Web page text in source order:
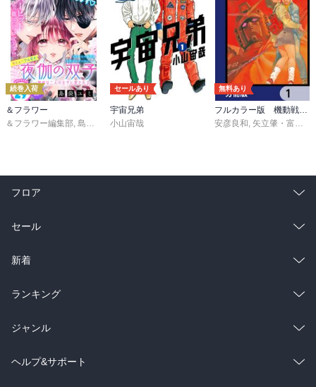
続巻入荷
＆フラワー
＆フラワー編集部 島袋ユミ , ましい柚茉 真村澪生,もりなかもなか
セールあり
宇宙兄弟
小山宙哉
無料あり
安彦良和 矢立肇・富野由悠季
フロア
総合
ラノベ
雑誌・グラビア
BL・TL
セール
総合
ラノベ
雑誌・グラビア
BL・TL
新着
総合
ラノベ
雑誌・グラビア
ランキング
総合
ラノベ
ジャンル
コミック
ヘルプ&サポート